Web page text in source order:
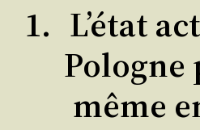
L’é­tat
Pologne
même